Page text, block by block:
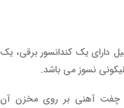
چفت آهنی بر روی مخزن آن